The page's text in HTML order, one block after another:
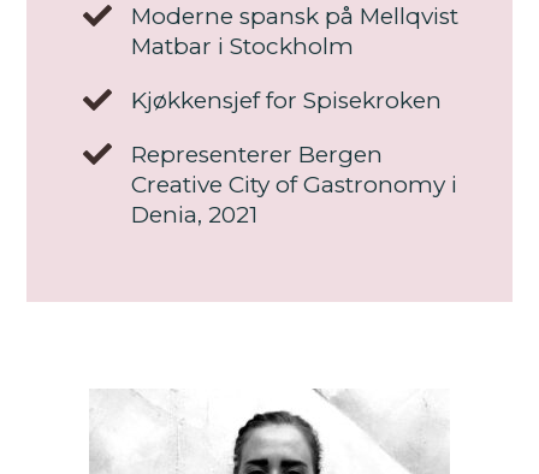
Moderne spansk på Mellqvist
Matbar i Stockholm
Kjøkkensjef for Spisekroken
Representerer Bergen
Creative City of Gastronomy i
Denia, 2021